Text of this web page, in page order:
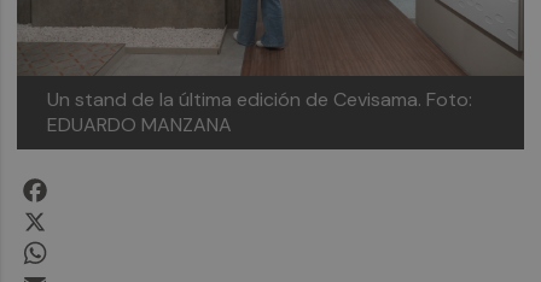
Un stand de la última edición de Cevisama. Foto:
EDUARDO MANZANA